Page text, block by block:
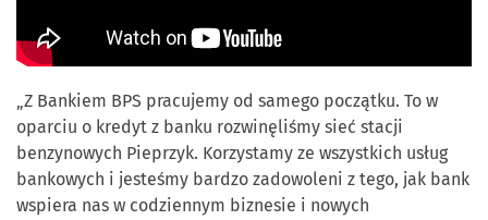
„Z Bankiem BPS pracujemy od samego początku. To w
oparciu o kredyt z banku rozwinęliśmy sieć stacji
benzynowych Pieprzyk. Korzystamy ze wszystkich usług
bankowych i jesteśmy bardzo zadowoleni z tego, jak bank
wspiera nas w codziennym biznesie i nowych